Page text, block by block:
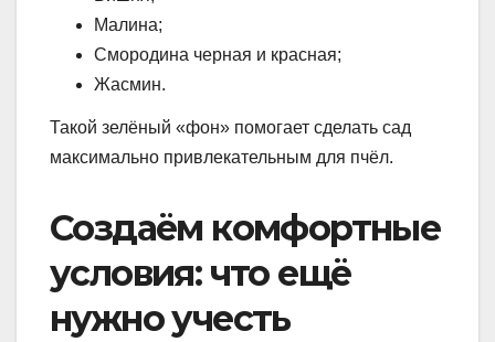
Малина;
Смородина черная и красная;
Жасмин.
Такой зелёный «фон» помогает сделать сад
максимально привлекательным для пчёл.
Создаём комфортные
условия: что ещё
нужно учесть